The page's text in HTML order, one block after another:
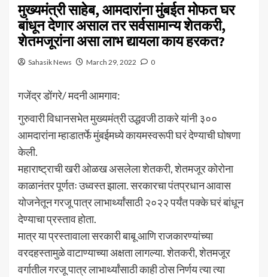
मुख्यमंत्री साहेब, आमदारांना मुंबईत मोफत घर
बांधून देणार असाल तर सर्वसामान्य शेतकरी,
शेतमजूरांना असा लाभ द्यायला काय हरकत?
Sahasik News March 29, 2022 0
गजेंद्र डोंगरे/ मदनी आमगाव:
गुरुवारी विधानसभेत मुख्यमंत्री उद्धवजी ठाकरे यांनी ३००
आमदारांना म्हाडातर्फे मुंबईमध्ये कायमस्वरूपी घरं देण्याची घोषणा
केली.
महाराष्ट्राची खरी ओळख असलेला शेतकरी, शेतमजूर कोरोना
काळानंतर पूर्णतः उध्वस्त झाला. सरकारचा पंतप्रधान आवास
योजनेतून गरजू पात्र लाभार्थ्यांसाठी २०२२ पर्यंत पक्के घरं बांधून
देण्याचा प्रस्ताव होता.
मात्र या प्रस्तावाला सरकारी बाबू आणि राजकारण्यांच्या
वरदहस्तामुळे वाटाण्याच्या अक्षता लागल्या. शेतकरी, शेतमजूर
वर्गातील गरजू पात्र लाभार्थ्यांसाठी काही ठोस निर्णय त्या त्या